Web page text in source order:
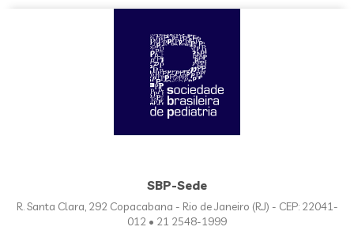
SBP-Sede
R. Santa Clara, 292 Copacabana - Rio de Janeiro (RJ) - CEP: 22041-
012 • 21 2548-1999